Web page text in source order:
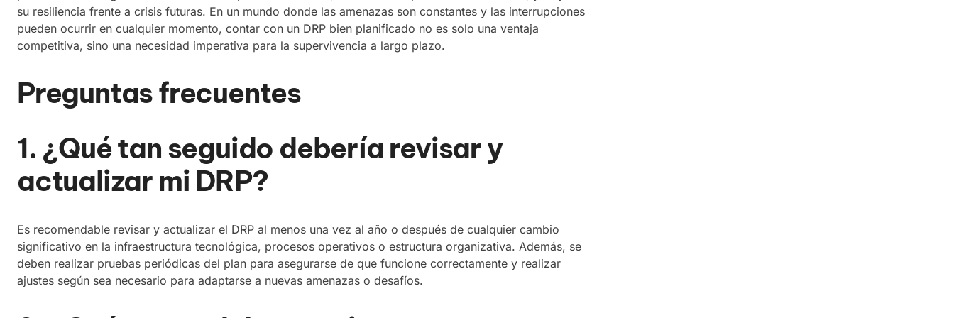
su resiliencia frente a crisis futuras. En un mundo donde las amenazas son constantes y las interrupciones
pueden ocurrir en cualquier momento, contar con un DRP bien planificado no es solo una ventaja
competitiva, sino una necesidad imperativa para la supervivencia a largo plazo.
Preguntas frecuentes
1. ¿Qué tan seguido debería revisar y
actualizar mi DRP?
Es recomendable revisar y actualizar el DRP al menos una vez al año o después de cualquier cambio
significativo en la infraestructura tecnológica, procesos operativos o estructura organizativa. Además, se
deben realizar pruebas periódicas del plan para asegurarse de que funcione correctamente y realizar
ajustes según sea necesario para adaptarse a nuevas amenazas o desafíos.